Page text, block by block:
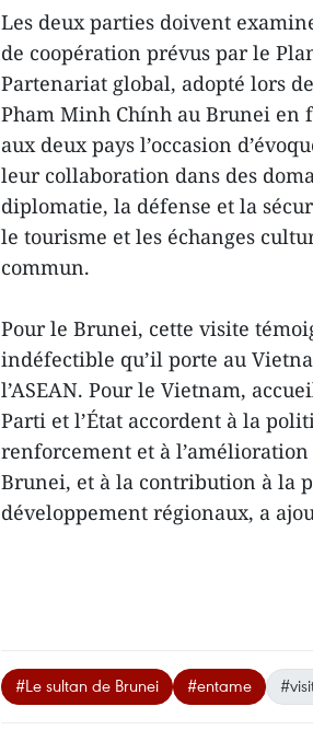
Les deux parties doivent
de coopération prévus par le
Partenariat global, adopté lors
Pham Minh Chính au Brunei en
aux deux pays l’occasion
leur collaboration dans des
diplomatie, la défense et la
le tourisme et les échanges
commun.
Pour le Brunei, cette visite
indéfectible qu’il porte au
l’ASEAN. Pour le Vietnam,
Parti et l’État accordent à la
renforcement et à
Brunei, et à la contribution à la
développement régionaux, a
#Le sultan de Brunei #entame